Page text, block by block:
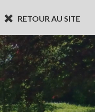
RETOUR AU SITE